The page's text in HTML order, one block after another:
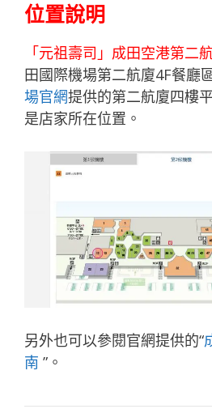
位置說明
「元祖壽司」成田空港第二
田國際機場第二航廈4F餐廳
場官網提供的第二航廈四樓
是店家所在位置。
另外也可以參閱官網提供的“
南 ”。